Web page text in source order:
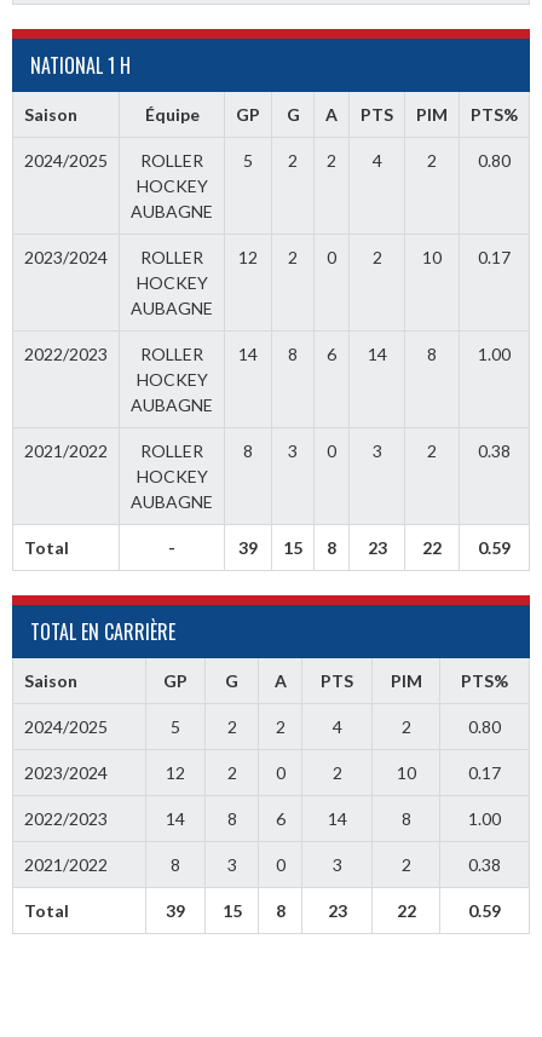
NATIONAL 1 H
Saison Équipe GP G A PTS PIM PTS%
2024/2025
ROLLER
HOCKEY
AUBAGNE
5 2 2 4 2 0.80
2023/2024
ROLLER
HOCKEY
AUBAGNE
12 2 0 2 10 0.17
2022/2023
ROLLER
HOCKEY
AUBAGNE
14 8 6 14 8 1.00
2021/2022
ROLLER
HOCKEY
AUBAGNE
8 3 0 3 2 0.38
Total - 39 15 8 23 22 0.59
TOTAL EN CARRIÈRE
Saison GP G A PTS PIM PTS%
2024/2025 5 2 2 4 2 0.80
2023/2024 12 2 0 2 10 0.17
2022/2023 14 8 6 14 8 1.00
2021/2022 8 3 0 3 2 0.38
Total 39 15 8 23 22 0.59